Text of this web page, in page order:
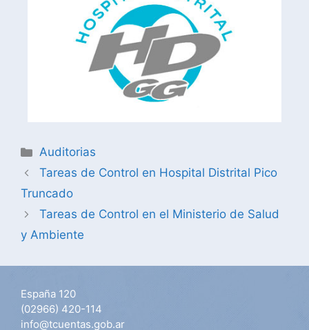
Auditorias
Tareas de Control en Hospital Distrital Pico
Truncado
Tareas de Control en el Ministerio de Salud
y Ambiente
España 120
(02966) 420-114
info@tcuentas.gob.ar